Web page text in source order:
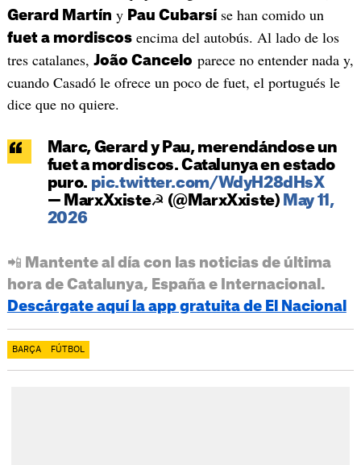
Gerard Martín y Pau Cubarsíse han comido un
fuet a mordiscosencima del autobús. Al lado de los
tres catalanes, João Cancelo parece no entender nada y,
cuando Casadó le ofrece un poco de fuet, el portugués le
dice que no quiere.
Marc, Gerard y Pau, merendándose un
fuet a mordiscos. Catalunya en estado
puro. pic.twitter.com/WdyH28dHsX
— MarxXxiste☭ (@MarxXxiste) May 11,
2026
📲 Mantente al día con las noticias de última
hora de Catalunya, España e Internacional.
Descárgate aquí la app gratuita de El Nacional
BARÇA FÚTBOL